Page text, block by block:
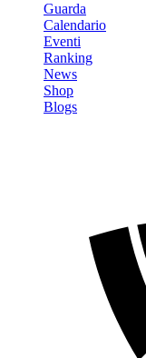
Guarda
Calendario
Eventi
Ranking
News
Shop
Blogs